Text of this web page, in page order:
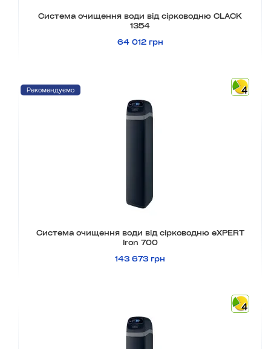
Система очищення води від сірководню CLACK
1354
64 012 грн
Рекомендуємо 4
Система очищення води від сірководню eXPERT
Iron 700
143 673 грн
4